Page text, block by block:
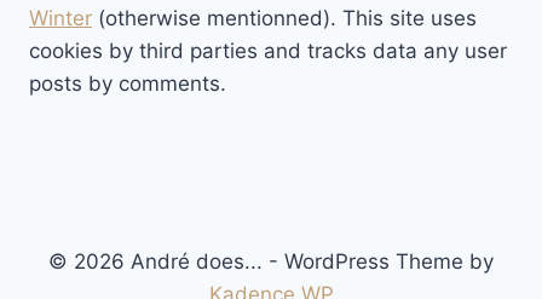
Winter (otherwise mentionned). This site uses
cookies by third parties and tracks data any user
posts by comments.
© 2026 André does... - WordPress Theme by